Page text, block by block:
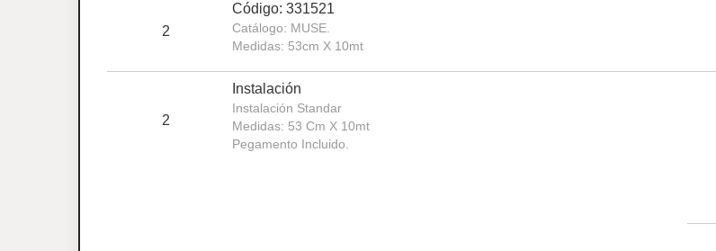
2
Código: 331521
Catálogo: MUSE.
Medidas: 53cm X 10mt
2
Instalación
Instalación Standar
Medidas: 53 Cm X 10mt
Pegamento Incluido.